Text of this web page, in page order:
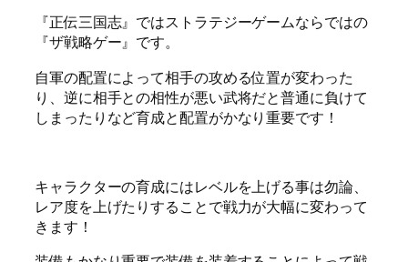
『正伝三国志』ではストラテジーゲームならではの
『ザ戦略ゲー』です。
自軍の配置によって相手の攻める位置が変わった
り、逆に相手との相性が悪い武将だと普通に負けて
しまったりなど育成と配置がかなり重要です！
キャラクターの育成にはレベルを上げる事は勿論、
レア度を上げたりすることで戦力が大幅に変わって
きます！